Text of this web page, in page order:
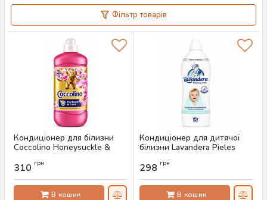
Фільтр товарів
Кондиціонер для білизни
Coccolino Honeysuckle &
прань)
Артикул:AS-00843
310 грн
В кошик
Кондиціонер для дитячої
білизни Lavandera Pieles
Артикул:
298 грн
В кошик